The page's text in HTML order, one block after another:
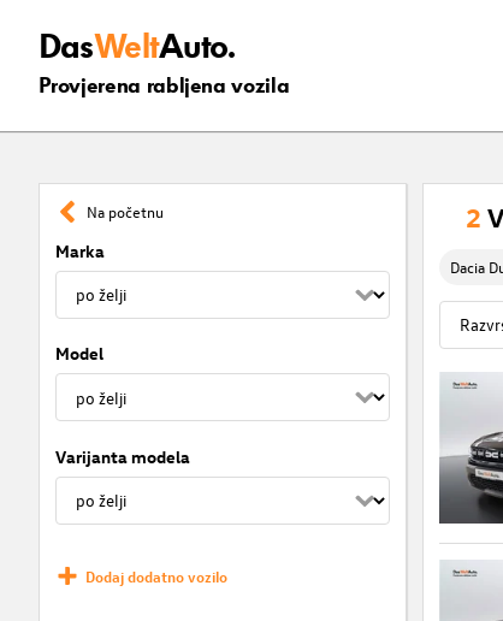
DasWeltAuto.
Provjerena rabljena vozila
Na početnu
Marka
Model
Varijanta modela
Dodaj dodatno vozilo
2
Dacia